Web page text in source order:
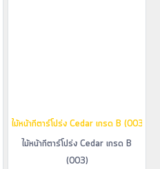
ไม้หน้ากีตาร์โปร่ง Cedar เกรด B (003)
ไม้หน้ากีตาร์โปร่ง Cedar เกรด B
(003)